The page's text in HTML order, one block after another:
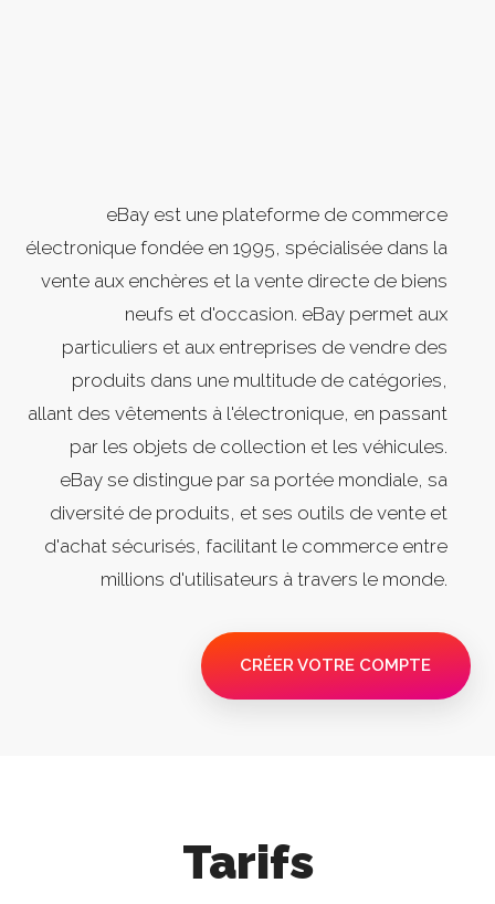
eBay est une plateforme de commerce
électronique fondée en 1995, spécialisée dans la
vente aux enchères et la vente directe de biens
neufs et d'occasion. eBay permet aux
particuliers et aux entreprises de vendre des
produits dans une multitude de catégories,
allant des vêtements à l'électronique, en passant
par les objets de collection et les véhicules.
eBay se distingue par sa portée mondiale, sa
diversité de produits, et ses outils de vente et
d'achat sécurisés, facilitant le commerce entre
millions d'utilisateurs à travers le monde.
CRÉER VOTRE COMPTE
Tarifs